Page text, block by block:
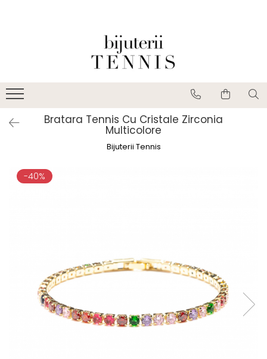
Bratara Tennis Cu Cristale Zirconia
Multicolore
Bijuterii Tennis
-40%